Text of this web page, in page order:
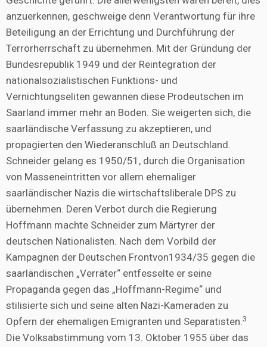
anzuerkennen, geschweige denn Verantwortung für ihre
Beteiligung an der Errichtung und Durchführung der
Terrorherrschaft zu übernehmen. Mit der Gründung der
Bundesrepublik 1949 und der Reintegration der
nationalsozialistischen Funktions- und
Vernichtungseliten gewannen diese Prodeutschen im
Saarland immer mehr an Boden. Sie weigerten sich, die
saarländische Verfassung zu akzeptieren, und
propagierten den Wiederanschluß an Deutschland.
Schneider gelang es 1950/51, durch die Organisation
von Masseneintritten vor allem ehemaliger
saarländischer Nazis die wirtschaftsliberale DPS zu
übernehmen. Deren Verbot durch die Regierung
Hoffmann machte Schneider zum Märtyrer der
deutschen Nationalisten. Nach dem Vorbild der
Kampagnen der Deutschen Frontvon1934/35 gegen die
saarländischen „Verräter“ entfesselte er seine
Propaganda gegen das „Hoffmann-Regime“ und
stilisierte sich und seine alten Nazi-Kameraden zu
Opfern der ehemaligen Emigranten und Separatisten.3
Die Volksabstimmung vom 13. Oktober 1955 über das